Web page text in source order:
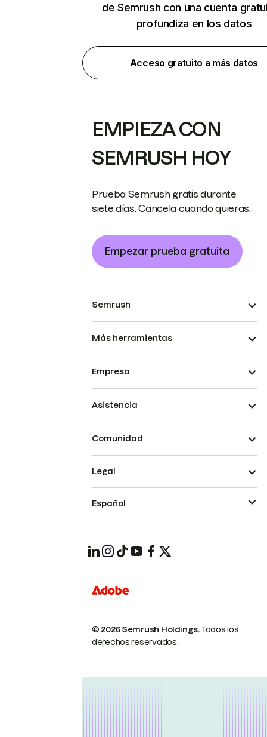
de Semrush con una cuenta
profundiza en los datos
Acceso gratuito a más datos
EMPIEZA CON
SEMRUSH HOY
Prueba Semrush gratis durante
siete días. Cancela cuando quieras.
Empezar prueba gratuita
Semrush
Más herramientas
Empresa
Asistencia
Comunidad
© 2026 Semrush Holdings.Todos los
derechos reservados.
Legal
Español